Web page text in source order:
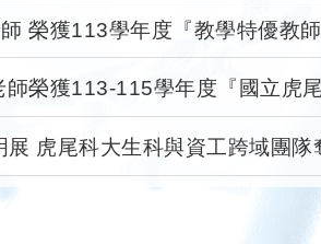
榮獲113學年度『教學特優教師
師榮獲113-115學年度『國立虎
虎尾科大生科與資工跨域團隊